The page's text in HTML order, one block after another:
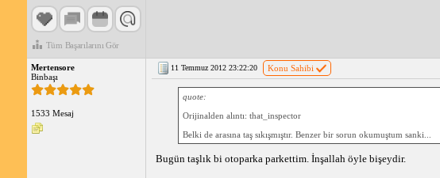
Tüm Başarılarını Gör
Mertensore
Binbaşı
1533 Mesaj
11 Temmuz 2012 23:22:20 Konu Sahibi
quote:
Orijinalden alıntı: that_inspector
Belki de arasına taş sıkışmıştır. Benzer bir sorun okumuştum sanki...
Bugün taşlık bi otoparka parkettim. İnşallah öyle bişeydir.